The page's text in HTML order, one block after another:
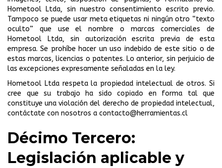
Hometool Ltda, sin nuestro consentimiento escrito previo.
Tampoco se puede usar meta etiquetas ni ningún otro “texto
oculto” que use el nombre o marcas comerciales de
Hometool Ltda, sin autorización escrita previa de esta
empresa. Se prohíbe hacer un uso indebido de este sitio o de
estas marcas, licencias o patentes. Lo anterior, sin perjuicio de
las excepciones expresamente señaladas en la ley.
Hometool Ltda respeta la propiedad intelectual de otros. Si
cree que su trabajo ha sido copiado en forma tal que
constituye una violación del derecho de propiedad intelectual,
contáctate con nosotros a contacto@herramientas.cl
Décimo Tercero:
Legislación aplicable y